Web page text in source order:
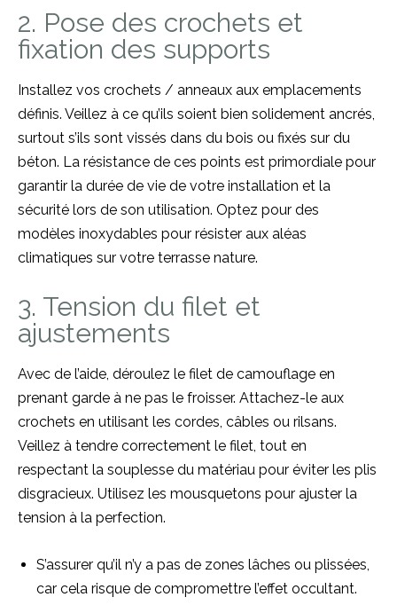
2. Pose des crochets et
fixation des supports
Installez vos crochets / anneaux aux emplacements
définis. Veillez à ce qu’ils soient bien solidement ancrés,
surtout s’ils sont vissés dans du bois ou fixés sur du
béton. La résistance de ces points est primordiale pour
garantir la durée de vie de votre installation et la
sécurité lors de son utilisation. Optez pour des
modèles inoxydables pour résister aux aléas
climatiques sur votre terrasse nature.
3. Tension du filet et
ajustements
Avec de l’aide, déroulez le filet de camouflage en
prenant garde à ne pas le froisser. Attachez-le aux
crochets en utilisant les cordes, câbles ou rilsans.
Veillez à tendre correctement le filet, tout en
respectant la souplesse du matériau pour éviter les plis
disgracieux. Utilisez les mousquetons pour ajuster la
tension à la perfection.
S’assurer qu’il n’y a pas de zones lâches ou plissées,
car cela risque de compromettre l’effet occultant.